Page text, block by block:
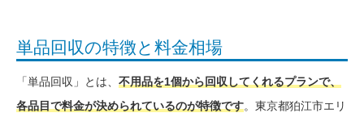
単品回収の特徴と料金相場
「単品回収」とは、 不用品を1個から回収してくれるプランで、
各品目で料金が決められているのが特徴です。東京都狛江市エリ